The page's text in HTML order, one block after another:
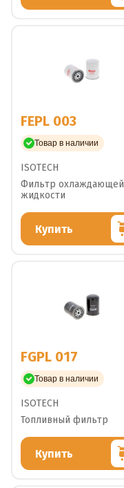
FEPL 003
Товар в наличии
ISOTECH
Фильтр охлаждающей
жидкости
Купить
FGPL 017
Товар в наличии
ISOTECH
Топливный фильтр
Купить